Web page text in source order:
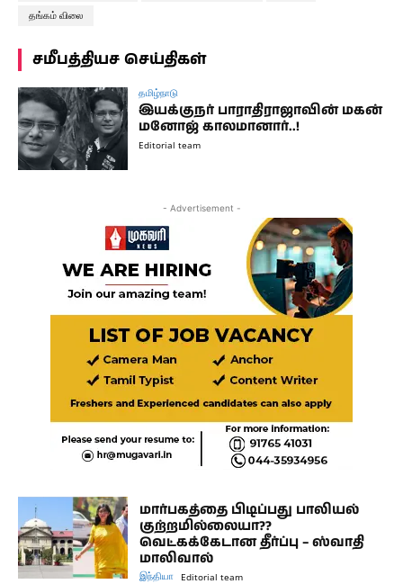
தங்கம் விலை
சமீபத்தியச செய்திகள்
தமிழ்நாடு
இயக்குநர் பாராதிராஜாவின் மகன்
மனோஜ் காலமானார்..!
Editorial team
- Advertisement -
மார்பகத்தை பிடிப்பது பாலியல்
குற்றமில்லையா??
வெட்கக்கேடான தீர்ப்பு – ஸ்வாதி
மாலிவால்
இந்தியா Editorial team